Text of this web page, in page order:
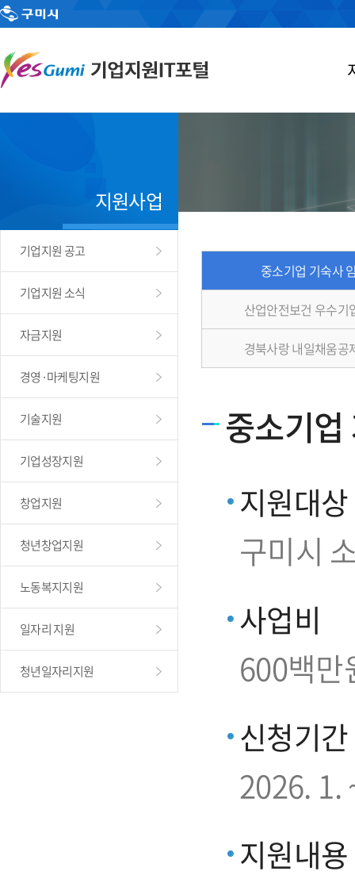
지원사업
기업지원 공고
기업지원 소식
자금지원
경영·마케팅지원
기술지원
기업성장지원
창업지원
청년창업지원
노동복지지원
일자리 지원
청년일자리지원
중소기업 기숙사
산업안전보건 우수기
경북사랑 내일채움공
중소기
지원대상
구미시
사업비
600백만
신청기간
2026. 1.
지원내용